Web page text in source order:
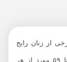
از نزدیکی
از
به
زنان رایج
طبق مطالعات، این عارضه در بین ۳۹ تا ۵۹ مورد از هر